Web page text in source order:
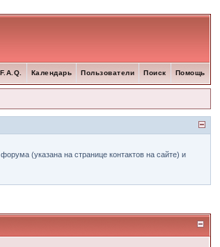
Помощь
Поиск
Пользователи
Календарь
F.A.Q.
(указана на странице контактов на сайте) и